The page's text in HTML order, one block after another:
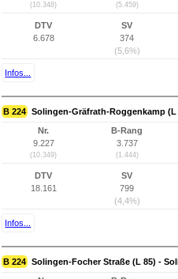
(10.348) (5.459)
DTV
6.678
SV
374
(5,6%)
Infos...
B 224 Solingen-Gräfrath-Roggenkamp
Nr.
9.227
(10.349)
B-Rang
3.737
(1.444)
DTV
18.161
SV
799
(4,4%)
Infos...
B 224 Solingen-Focher Straße (L 85) -